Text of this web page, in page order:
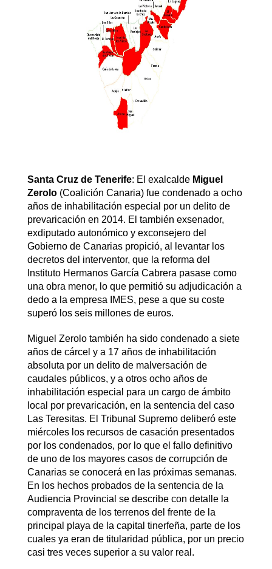
Santa Cruz de Tenerife: El exalcalde Miguel
Zerolo(Coalición Canaria) fue condenado a ocho
años de inhabilitación especial por un delito de
prevaricación en 2014. El también exsenador,
exdiputado autonómico y exconsejero del
Gobierno de Canarias propició, al levantar los
decretos del interventor, que la reforma del
Instituto Hermanos García Cabrera pasase como
una obra menor, lo que permitió su adjudicación a
dedo a la empresa IMES, pese a que su coste
superó los seis millones de euros.
Miguel Zerolo también ha sido condenado a siete
años de cárcel y a 17 años de inhabilitación
absoluta por un delito de malversación de
caudales públicos, y a otros ocho años de
inhabilitación especial para un cargo de ámbito
local por prevaricación, en la sentencia del caso
Las Teresitas. El Tribunal Supremo deliberó este
miércoles los recursos de casación presentados
por los condenados, por lo que el fallo definitivo
de uno de los mayores casos de corrupción de
Canarias se conocerá en las próximas semanas.
En los hechos probados de la sentencia de la
Audiencia Provincial se describe con detalle la
compraventa de los terrenos del frente de la
principal playa de la capital tinerfeña, parte de los
cuales ya eran de titularidad pública, por un precio
casi tres veces superior a su valor real.